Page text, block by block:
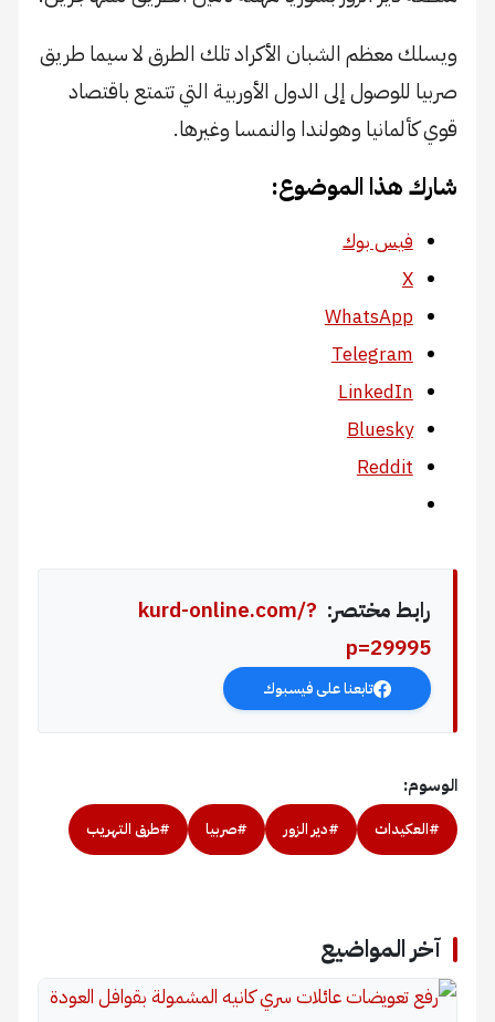
معظم الشبان الأكراد تلك الطرق لا سيما طريق
للوصول إلى الدول الأوربية التي تتمتع باقتصاد
وهولندا والنمسا وغيرها.
هذا الموضوع:
فيس بوك
WhatsApp
Telegram
LinkedIn
Bluesky
Reddit
مختصر: kurd-online.com/?
تابعنا على فيسبوك
#دير الزور #صربيا #طرق التهريب
المواضيع